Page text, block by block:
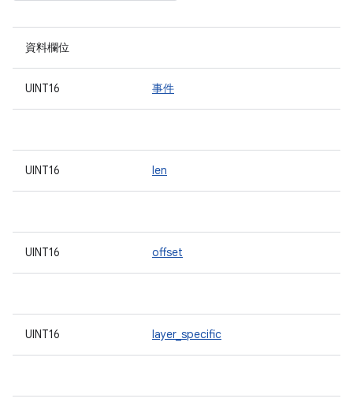
資料欄位
UINT16 事件
UINT16 len
UINT16 offset
UINT16 layer_specific